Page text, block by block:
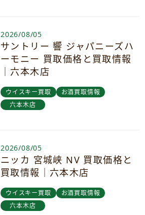
2026/08/05
サントリー 響 ジャパニーズハ
ーモニー 買取価格と買取情報
｜六本木店
ウイスキー買取
お酒買取情報
六本木店
2026/08/05
ニッカ 宮城峡 NV 買取価格と
買取情報｜六本木店
ウイスキー買取
お酒買取情報
六本木店